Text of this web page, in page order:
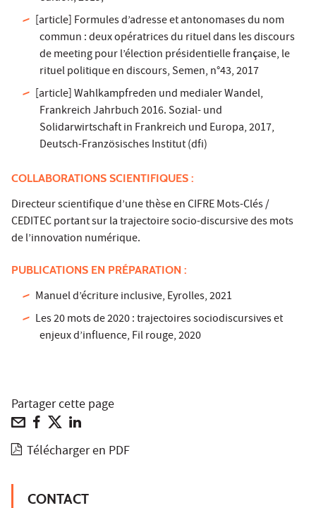
[article] Formules d’adresse et antonomases du nom
commun : deux opératrices du rituel dans les discours
de meeting pour l’élection présidentielle française, le
rituel politique en discours, Semen, n°43, 2017
[article] Wahlkampfreden und medialer Wandel,
Frankreich Jahrbuch 2016. Sozial- und
Solidarwirtschaft in Frankreich und Europa, 2017,
Deutsch-Französisches Institut (dfi)
COLLABORATIONS SCIENTIFIQUES :
Directeur scientifique d’une thèse en CIFRE Mots-Clés /
CEDITEC portant sur la trajectoire socio-discursive des mots
de l’innovation numérique.
PUBLICATIONS EN PRÉPARATION :
Manuel d’écriture inclusive, Eyrolles, 2021
Les 20 mots de 2020 : trajectoires sociodiscursives et
enjeux d’influence, Fil rouge, 2020
Partager cette page
Télécharger en PDF
CONTACT